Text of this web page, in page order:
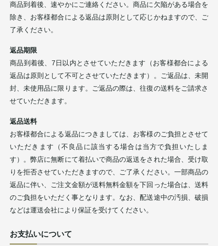
商品到着後、速やかにご連絡ください。商品に欠陥がある場合を
除き、お客様都合による返品は原則として応じかねますので、ご
了承ください。
返品期限
商品到着後、7日以内とさせていただきます（お客様都合による
返品は原則として不可とさせていただきます）。ご返品は、未開
封、未使用品に限ります。ご返品の際は、往復の送料をご請求さ
せていただきます。
返品送料
お客様都合による返品につきましては、お客様のご負担とさせて
いただきます（不良品に該当する場合は当方で負担いたしま
す）。弊店に無断にて着払いで商品の返送をされた場合、受け取
りを拒否させていただきますので、ご了承ください。一部商品の
返品に伴い、ご注文金額が送料無料金額を下回った場合は、送料
のご負担をいただく事となります。なお、配送途中の汚損、破損
などは運送会社により保証を受けてください。
お支払いについて